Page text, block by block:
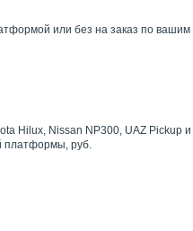
или без на заказ по
Hilux, Nissan NP300, UAZ Pickup и
платформы, руб.